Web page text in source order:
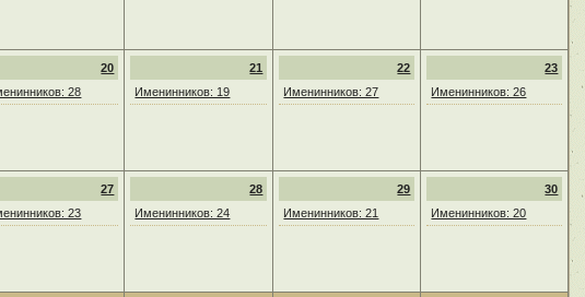
20
28
21
Именинников: 19
22
Именинников: 27
23
Именинников: 26
27
23
28
Именинников: 24
29
Именинников: 21
30
Именинников: 20